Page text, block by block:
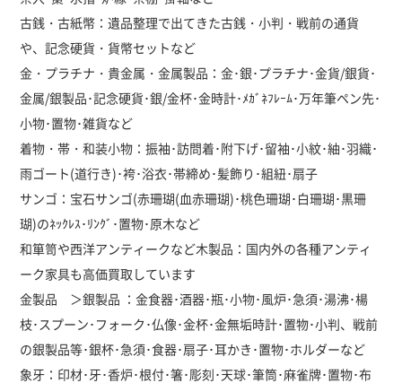
古銭・古紙幣：遺品整理で出てきた古銭・小判・戦前の通貨
や、記念硬貨・貨幣セットなど
金・プラチナ・貴金属・金属製品：金･銀･プラチナ･金貨/銀貨･
金属/銀製品･記念硬貨･銀/金杯･金時計･ﾒｶﾞﾈﾌﾚｰﾑ･万年筆ペン先･
小物･置物･雑貨など
着物・帯・和装小物：振袖･訪問着･附下げ･留袖･小紋･紬･羽織･
雨ゴート(道行き)･袴･浴衣･帯締め･髪飾り･組紐･扇子
サンゴ：宝石サンゴ(赤珊瑚(血赤珊瑚)･桃色珊瑚･白珊瑚･黒珊
瑚)のﾈｯｸﾚｽ･ﾘﾝｸﾞ･置物･原木など
和箪笥や西洋アンティークなど木製品：国内外の各種アンティ
ーク家具も高価買取しています
金製品 ＞銀製品 ：金食器･酒器･瓶･小物･風炉･急須･湯沸･楊
枝･スプーン･フォーク･仏像･金杯･金無垢時計･置物･小判、戦前
の銀製品等･銀杯･急須･食器･扇子･耳かき･置物･ホルダーなど
象牙：印材･牙･香炉･根付･箸･彫刻･天球･筆筒･麻雀牌･置物･布